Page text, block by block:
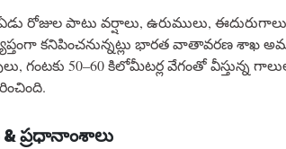
రోజుల పాటు వర్షాలు, ఉరుములు,
కనిపించనున్నట్లు భారత వాతావరణ శాఖ
గంటకు 50–60 కిలోమీటర్ల వేగంతో వీస్తున్న
& ప్రధానాంశాలు